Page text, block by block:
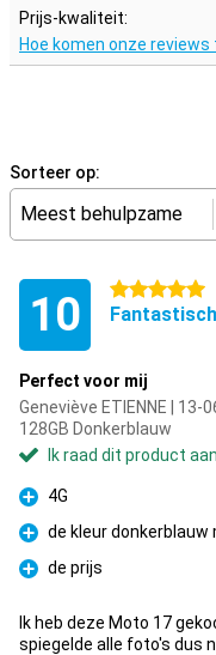
Prijs-kwaliteit:
Hoe komen onze
Sorteer op:
Meest behulpzame
10 5 sterren
Fantastisch
Perfect voor mij
Geneviève ETIENNE |
128GB Donkerblauw
Ik raad dit product aan
Pluspunt
4G
Pluspunt
de kleur donkerblauw
Pluspunt
de prijs
Ik heb deze Moto 17
spiegelde alle foto's dus